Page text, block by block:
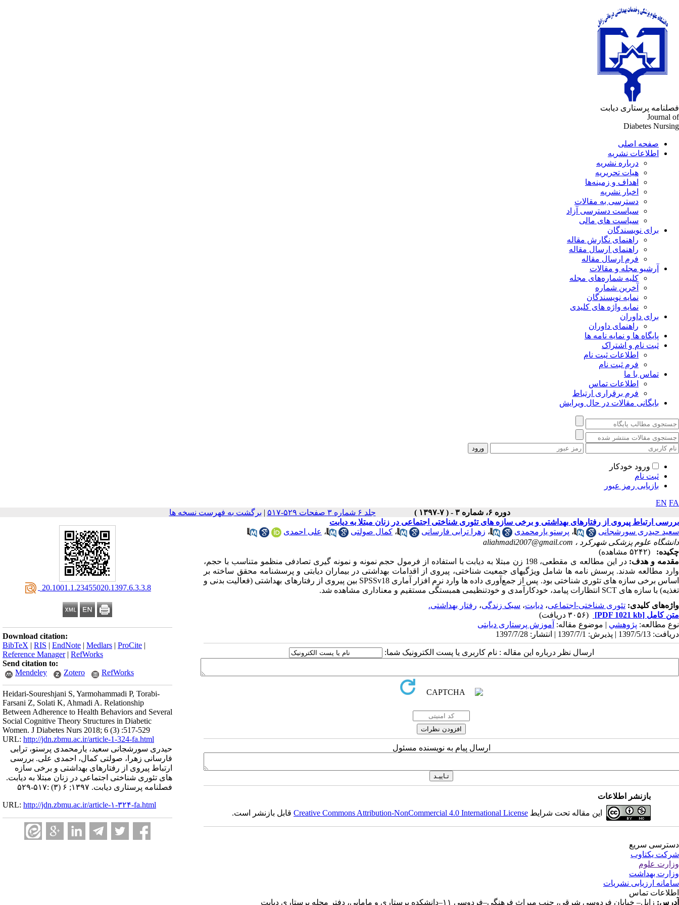
فصلنامه پرستاری دیابت
Journal of
Diabetes Nursing
صفحه اصلی
اطلاعات نشریه
درباره نشریه
هیات تحریریه
اهداف و زمینه‌ها
اخبار نشریه
دسترسی به مقالات
سیاست دسترسی آزاد
سیاست های مالی
برای نویسندگان
راهنمای نگارش مقاله
راهنمای ارسال مقاله
فرم ارسال مقاله
آرشیو مجله و مقالات
کلیه شماره‌های مجله
آخرین شماره
نمایه نویسندگان
نمایه واژه های کلیدی
برای داوران
راهنمای داوران
پایگاه ها و نمایه نامه ها
ثبت نام و اشتراک
اطلاعات ثبت نام
فرم ثبت نام
تماس با ما
اطلاعات تماس
فرم برقراری ارتباط
بایگانی مقالات در حال ویرایش
ورود خودکار
ثبت نام
بازیابی رمز عبور
EN FA
دوره ۶، شماره ۳ - ( ۷-۱۳۹۷ )
جلد ۶ شماره ۳ صفحات ۵۲۹-۵۱۷ | برگشت به فهرست نسخه ها
‎ 20.1001.1.23455020.1397.6.3.3.8
Download citation:
BibTeX | RIS | EndNote | Medlars | ProCite |
Reference Manager| RefWorks
Send citation to:
Mendeley
Zotero RefWorks
Heidari-Soureshjani S, Yarmohammadi P, Torabi-
Farsani Z, Solati K, Ahmadi A. Relationship
Between Adherence to Health Behaviors and Several
Social Cognitive Theory Structures in Diabetic
Women. J Diabetes Nurs 2018; 6 (3) :517-529
URL: http://jdn.zbmu.ac.ir/article-1-324-fa.html
حیدری سورشجانی سعید، یارمحمدی پرستو، ترابی
فارسانی زهرا، صولتی کمال، احمدی علی. بررسی
ارتباط پیروی از رفتارهای بهداشتی و برخی سازه
های تئوری شناختی اجتماعی در زنان مبتلا به دیابت.
فصلنامه پرستاری دیابت. ۱۳۹۷; ۶ (۳) :۵۱۷-۵۲۹
URL: http://jdn.zbmu.ac.ir/article-۱-۳۲۴-fa.html
بررسی ارتباط پیروی از رفتارهای بهداشتی و برخی سازه های تئوری شناختی اجتماعی در زنان مبتلا به دیابت
سعید حیدری سورشجانی
، پرستو یارمحمدی ، زهرا ترابی فارسانی ، کمال صولتی ، علی احمدی
دانشگاه علوم پزشکی شهرکرد ، aliahmadi2007@gmail.com
چکیده:
(۵۲۴۲ مشاهده)
مقدمه و هدف:
در این مطالعه ی مقطعی، 198 زن مبتلا به دیابت با استفاده از فرمول حجم نمونه و نمونه گیری تصادفی منظمو متناسب با حجم،
وارد مطالعه شدند. پرسش نامه ها شامل ویژگیهای جمعیت شناختی، پیروی از اقدامات بهداشتی در بیماران دیابتی و پرسشنامه محقق ساخته بر
اساس برخی سازه های تئوری شناختی بود. پس از جمع‌آوری داده ها وارد نرم افزار آماریSPSSv18 بین پیروی از رفتارهای بهداشتی (فعالیت بدنی و
تغذیه) با سازه های SCT انتظارات پیامد، خودکارآمدی و خودتنظیمی همبستگی مستقیم و معناداری مشاهده شد.
واژه‌های کلیدی: تئوری شناختی-اجتماعی، دیابت، سبک زندگی، رفتار بهداشتی.
متن کامل [PDF 1021 kb]
(۳۰۵۶ دریافت)
نوع مطالعه: پژوهشي | موضوع مقاله: آموزش پرستاری دیابتی
دریافت: 1397/5/13 | پذیرش: 1397/7/1 | انتشار: 1397/7/28
ارسال نظر درباره این مقاله : نام کاربری یا پست الکترونیک شما:
ارسال پیام به نویسنده مسئول
بازنشر اطلاعات
این مقاله تحت شرایط Creative Commons Attribution-NonCommercial 4.0 International Licenseقابل بازنشر است.
دسترسی سریع
شرکت یکتاوب
وزارت علوم
وزارت بهداشت
سامانه ارزیابی نشریات
اطلاعات تماس
آدرس: زابل– خیابان فردوسی شرقی، جنب میراث فرهنگی–فردوسی ۱۱–دانشکده پرستاری و مامایی، دفتر مجله پرستاری دیابت